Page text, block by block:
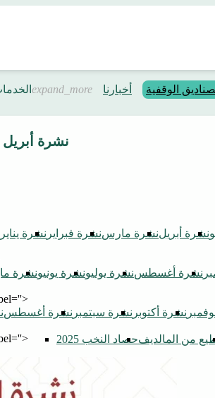
أخبارنا الوقفية
نشرة أبريل
نشرة يناير نشرة فبرايرنشرة مارسنشرة أبريل
نشرةنشرة يونيونشرة يوليونشرة أغسطس
نشرة أغسطس نشرة سبتمبر نشرة أكتوبر
حصاد النخب 2025من المالديف